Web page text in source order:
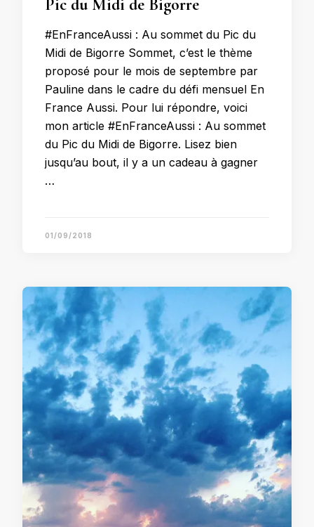
Pic du Midi de Bigorre
#EnFranceAussi : Au sommet du Pic du
Midi de Bigorre Sommet, c’est le thème
proposé pour le mois de septembre par
Pauline dans le cadre du défi mensuel En
France Aussi. Pour lui répondre, voici
mon article #EnFranceAussi : Au sommet
du Pic du Midi de Bigorre. Lisez bien
jusqu’au bout, il y a un cadeau à gagner
…
01/09/2018